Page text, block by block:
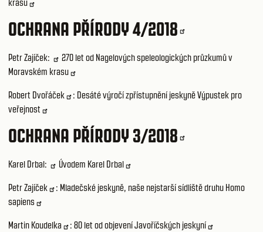
krasu
OCHRANA PŘÍRODY 4/2018
Petr Zajíček:
270 let od Nagelových speleologických průzkumů v
Moravském krasu
Robert Dvořáček : Desáté výročí zpřístupnění jeskyně Výpustek pro
veřejnost
OCHRANA PŘÍRODY 3/2018
Karel Drbal: Úvodem Karel Drbal
Petr Zajíček : Mladečské jeskyně, naše nejstarší sídliště druhu Homo
sapiens
Martin Koudelka : 80 let od objevení Javoříčských jeskyní